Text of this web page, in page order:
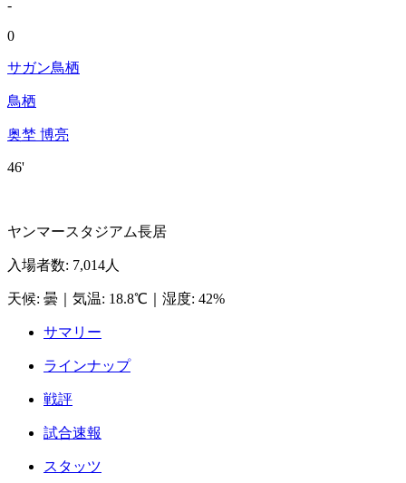
-
0
サガン鳥栖
鳥栖
奥埜 博亮
46'
ヤンマースタジアム長居
入場者数: 7,014人
天候: 曇 気温: 18.8℃ 湿度: 42%
サマリー
ラインナップ
戦評
試合速報
スタッツ